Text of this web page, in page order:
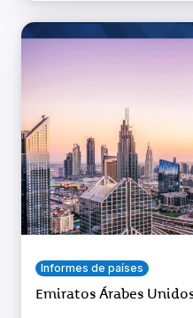
Informes de países
Emiratos Árabes